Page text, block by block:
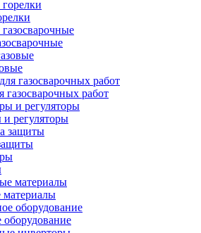
газосварочных работ
и регуляторы
материалы
оборудование